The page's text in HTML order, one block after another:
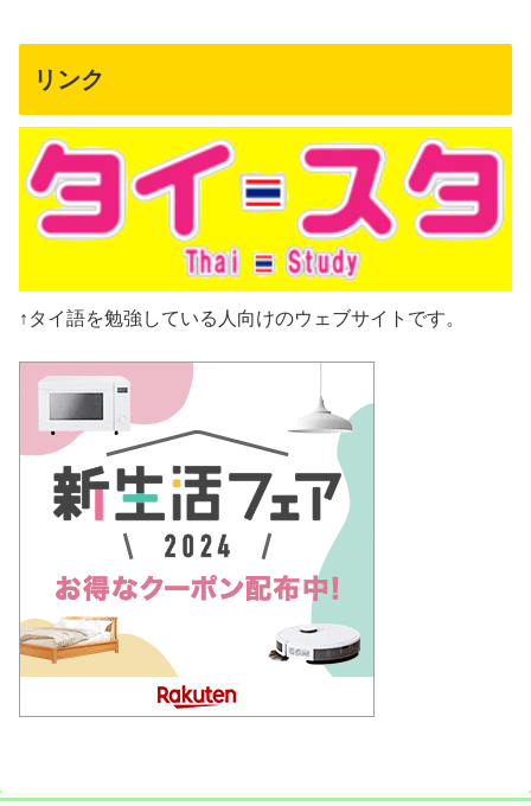
リンク
↑タイ語を勉強している人向けのウェブサイトです。